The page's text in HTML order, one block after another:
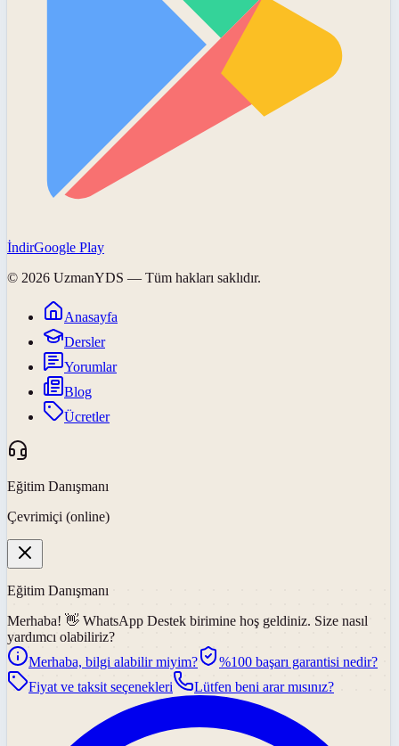
İndirGoogle Play
© 2026 UzmanYDS — Tüm hakları saklıdır.
Anasayfa
Dersler
Yorumlar
Blog
Ücretler
Eğitim Danışmanı
Çevrimiçi (online)
Eğitim Danışmanı
Merhaba! 👋 WhatsApp Destek birimine hoş geldiniz. Size nasıl
yardımcı olabiliriz?
Merhaba, bilgi alabilir miyim?
%100 başarı garantisi nedir?
Fiyat ve taksit seçenekleri
Lütfen beni arar mısınız?